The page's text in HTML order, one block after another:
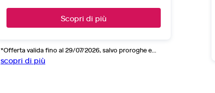
Scopri di più
*Offerta valida fino al 29/07/2026, salvo proroghe e...
scopri di più